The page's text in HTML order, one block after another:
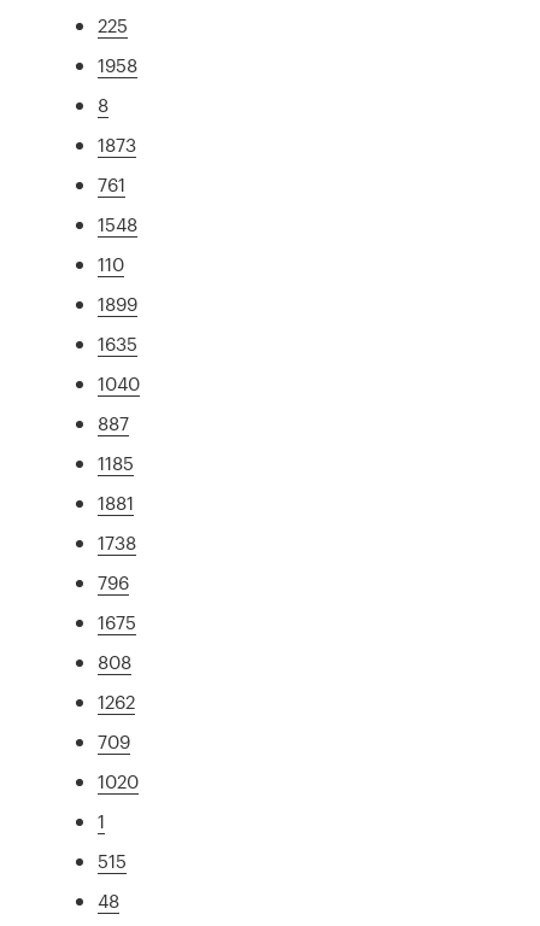
225
1958
8
1873
761
1548
110
1899
1635
1040
887
1185
1881
1738
796
1675
808
1262
709
1020
1
515
48